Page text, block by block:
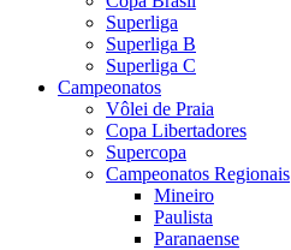
Superliga
Superliga B
Superliga C
Campeonatos
Vôlei de Praia
Copa Libertadores
Supercopa
Campeonatos Regionais
Mineiro
Paulista
Paranaense